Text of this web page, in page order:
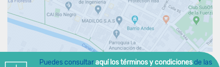
Puedes consultaraquí los términos y condicionesde las